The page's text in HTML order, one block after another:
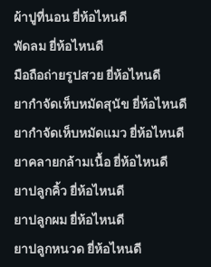
ผ้าปูที่นอน ยี่ห้อไหนดี
พัดลม ยี่ห้อไหนดี
มือถือถ่ายรูปสวย ยี่ห้อไหนดี
ยากำจัดเห็บหมัดสุนัข ยี่ห้อไหนดี
ยากำจัดเห็บหมัดแมว ยี่ห้อไหนดี
ยาคลายกล้ามเนื้อ ยี่ห้อไหนดี
ยาปลูกคิ้ว ยี่ห้อไหนดี
ยาปลูกผม ยี่ห้อไหนดี
ยาปลูกหนวด ยี่ห้อไหนดี